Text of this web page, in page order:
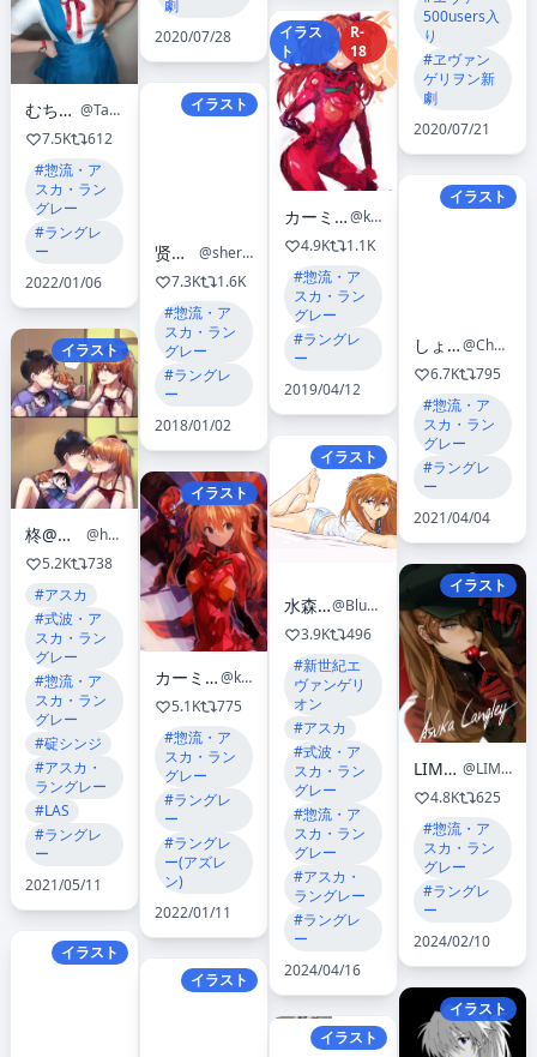
むちばにゃん🐱☀️
@Tachibana_Asa
7.5K
612
#惣流・ア
スカ・ラン
グレー
#ラングレ
ー
2022/01/06
イラスト
柊@アラあく通販開始
@h0lly1201eva
5.2K
738
#アスカ
#式波・ア
スカ・ラン
グレー
#惣流・ア
スカ・ラン
グレー
#碇シンジ
#アスカ・
ラングレー
#LAS
#ラングレ
ー
2021/05/11
イラスト
劇
2020/07/28
イラスト
贤儿sherry
@sherryken777
7.3K
1.6K
#惣流・ア
スカ・ラン
グレー
#ラングレ
ー
2018/01/02
イラスト
カーミン@よどみない
@kamindani
5.1K
775
#惣流・ア
スカ・ラン
グレー
#ラングレ
ー
#ラングレ
ー(アズレ
ン)
2022/01/11
イラスト
イラス
ト
R-
18
カーミン@よどみない
@kamindani
4.9K
1.1K
#惣流・ア
スカ・ラン
グレー
#ラングレ
ー
2019/04/12
イラスト
水森 圭一
@Bluefox71e
3.9K
496
#新世紀エ
ヴァンゲリ
オン
#アスカ
#式波・ア
スカ・ラン
グレー
#惣流・ア
スカ・ラン
グレー
#アスカ・
ラングレー
#ラングレ
ー
2024/04/16
イラスト
500users入
り
#ヱヴァン
ゲリヲン新
劇
2020/07/21
イラスト
しょこら🍫💪
@Chocolat_cos0
6.7K
795
#惣流・ア
スカ・ラン
グレー
#ラングレ
ー
2021/04/04
イラスト
LIMART🌸
@LIMART05
4.8K
625
#惣流・ア
スカ・ラン
グレー
#ラングレ
ー
2024/02/10
イラスト